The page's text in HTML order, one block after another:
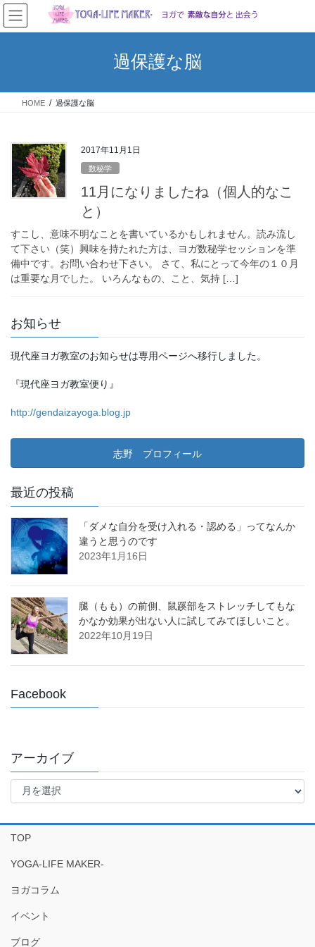
コ
ン
テ
ス
ナ
ビ
ゲ
ン
過保護な脳
HOME 過保護な脳
2017年11月1日
数秘学
11月になりましたね（個人的なこ
と）
すこし、意味不明なことを書いているかもしれません。読み流し
て下さい（笑）興味を持たれた方は、ヨガ数秘学セッションを準
備中です。お問い合わせ下さい。 さて、私にとって今年の１０月
は重要な月でした。 いろんなもの、こと、気持 […]
お知らせ
現代座ヨガ教室のお知らせは専用ページへ移行しました。
『現代座ヨガ教室便り』
http://gendaizayoga.blog.jp
志野 プロフィール
最近の投稿
「ダメな自分を受け入れる・認める」ってなんか
違うと思うのです
2023年1月16日
腿（もも）の前側、鼠蹊部をストレッチしてもな
かなか効果が出ない人に試してみてほしいこと。
2022年10月19日
Facebook
アーカイブ
ア
イ
ブ
TOP
YOGA-LIFE MAKER-
ヨガコラム
イベント
ブログ